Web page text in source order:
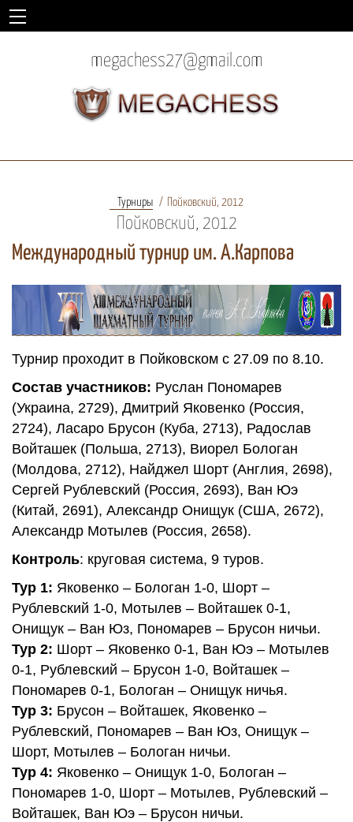
megachess27@gmail.com
Турниры Пойковский, 2012
Пойковский, 2012
Международный турнир им. А.Карпова
Турнир проходит в Пойковском с 27.09 по 8.10.
Состав участников: Руслан Пономарев
(Украина, 2729), Дмитрий Яковенко (Россия,
2724), Ласаро Брусон (Куба, 2713), Радослав
Войташек (Польша, 2713), Виорел Бологан
(Молдова, 2712), Найджел Шорт (Англия, 2698),
Сергей Рублевский (Россия, 2693), Ван Юэ
(Китай, 2691), Александр Онищук (США, 2672),
Александр Мотылев (Россия, 2658).
Контроль: круговая система, 9 туров.
Тур 1: Яковенко – Бологан 1-0, Шорт –
Рублевский 1-0, Мотылев – Войташек 0-1,
Онищук – Ван Юз, Пономарев – Брусон ничьи.
Тур 2: Шорт – Яковенко 0-1, Ван Юэ – Мотылев
0-1, Рублевский – Брусон 1-0, Войташек –
Пономарев 0-1, Бологан – Онищук ничья.
Тур 3: Брусон – Войташек, Яковенко –
Рублевский, Пономарев – Ван Юз, Онищук –
Шорт, Мотылев – Бологан ничьи.
Тур 4: Яковенко – Онищук 1-0, Бологан –
Пономарев 1-0, Шорт – Мотылев, Рублевский –
Войташек, Ван Юэ – Брусон ничьи.